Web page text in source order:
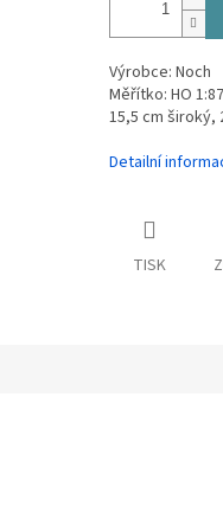
Výrobce: Noch
Měřítko: HO 1:87
15,5 cm široký,
Detailní
TISK